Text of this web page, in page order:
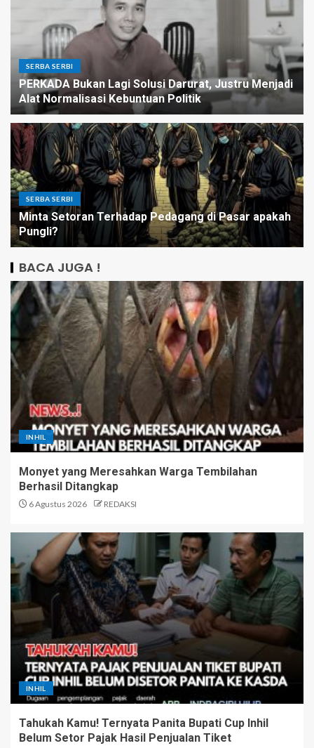
SERBA SERBI
PERKADA Bukan Lagi Solusi Darurat, Justru Menjadi
Alat Normalisasi Kebuntuan Politik
SERBA SERBI
Minta Setoran Terhadap Pedagang di Pasar apakah
Pungli?
BACA JUGA !
INHIL
Monyet yang Meresahkan Warga Tembilahan
Berhasil Ditangkap
6 Agustus 2026 REDAKSI
INHIL
Tahukah Kamu! Ternyata Panita Bupati Cup Inhil
Belum Setor Pajak Hasil Penjualan Tiket